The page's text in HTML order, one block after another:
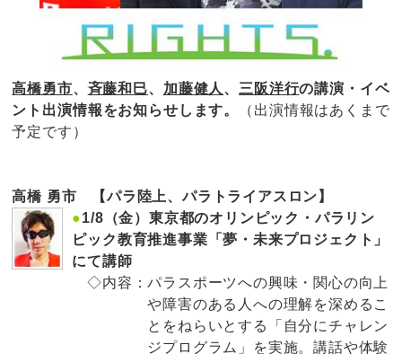
高橋勇市、斉藤和巳、 加藤健人 、 三阪洋行の講演・イベ
ント出演情報をお知らせします。
（出演情報はあくまで
予定です）
高橋 勇市 【パラ陸上、パラトライアスロン】
●1/8（金）東京都のオリンピック・パラリン
ピック教育推進事業「夢・未来プロジェクト」
にて講師
◇内容：パラスポーツへの興味・関心の向上
や障害のある人への理解を深めるこ
とをねらいとする「自分にチャレン
ジプログラム」を実施。講話や体験